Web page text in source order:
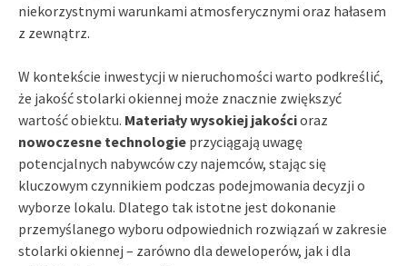
niekorzystnymi warunkami atmosferycznymi oraz hałasem
z zewnątrz.
W kontekście inwestycji w nieruchomości warto podkreślić,
że jakość stolarki okiennej może znacznie zwiększyć
wartość obiektu. Materiały wysokiej jakościoraz
nowoczesne technologie przyciągają uwagę
potencjalnych nabywców czy najemców, stając się
kluczowym czynnikiem podczas podejmowania decyzji o
wyborze lokalu. Dlatego tak istotne jest dokonanie
przemyślanego wyboru odpowiednich rozwiązań w zakresie
stolarki okiennej – zarówno dla deweloperów, jak i dla